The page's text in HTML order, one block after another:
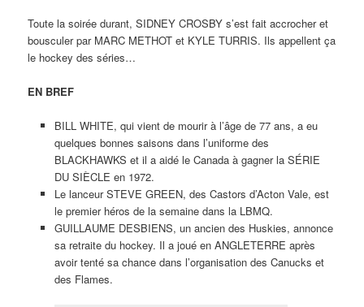
Toute la soirée durant, SIDNEY CROSBY s’est fait accrocher et
bousculer par MARC METHOT et KYLE TURRIS. Ils appellent ça
le hockey des séries…
EN BREF
BILL WHITE, qui vient de mourir à l’âge de 77 ans, a eu
quelques bonnes saisons dans l’uniforme des
BLACKHAWKS et il a aidé le Canada à gagner la SÉRIE
DU SIÈCLE en 1972.
Le lanceur STEVE GREEN, des Castors d’Acton Vale, est
le premier héros de la semaine dans la LBMQ.
GUILLAUME DESBIENS, un ancien des Huskies, annonce
sa retraite du hockey. Il a joué en ANGLETERRE après
avoir tenté sa chance dans l’organisation des Canucks et
des Flames.